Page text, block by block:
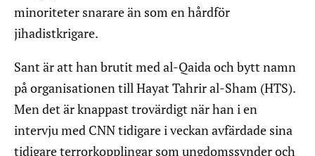
minoriteter snarare än som en hårdför
jihadistkrigare.
Sant är att han brutit med al-Qaida och bytt namn
på organisationen till Hayat Tahrir al-Sham (HTS).
Men det är knappast trovärdigt när han i en
intervju med CNN tidigare i veckan avfärdade sina
tidigare terrorkopplingar som ungdomssynder och